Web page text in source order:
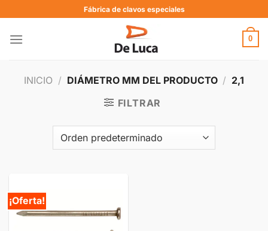
Fábrica de clavos especiales
0
INICIO / DIÁMETRO MM DEL PRODUCTO / 2,1
FILTRAR
¡Oferta!